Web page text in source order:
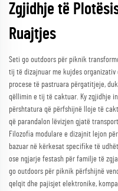
Zgjidhje të
Ruajtjes
Seti go outdoors për piknik
tij të dizajnuar me kujdes
procese të pastruara përgatitjeje,
qëllimin e tij të caktuar. Ky zgjidhje
përshtatura që përfshijnë lloje të
që parandalon lëvizjen gjatë
Filozofia modulare e dizajnit lejon
bazuar në kërkesat specifike të
ose ngjarje festash për familje të
go outdoors për piknik përfshijnë
qelqit dhe pajisjet elektronike,